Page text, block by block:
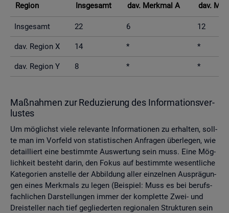
Re­gi­on Ins­ge­samt dav. Merk­mal A dav.
Ins­ge­samt 22 6 12
dav. Re­gi­on X 14 * *
dav. Re­gi­on Y 8 * *
Maß­nah­men zur Re­du­zie­rung des In­for­ma­ti­ons­ver­
lus­tes
Um mög­lichst viele re­le­van­te In­for­ma­tio­nen zu er­hal­ten, soll­
te man im Vor­feld von sta­tis­ti­schen An­fra­gen über­le­gen, wie
de­tail­liert eine be­stimm­te Aus­wer­tung sein muss. Eine Mög­
lich­keit be­steht darin, den Fokus auf be­stimm­te we­sent­li­che
Ka­te­go­ri­en an­stel­le der Ab­bil­dung aller ein­zel­nen Aus­prä­gun­
gen eines Merk­mals zu legen (Bei­spiel: Muss es bei be­rufs­
fach­li­chen Dar­stel­lun­gen immer der kom­plet­te Zwei- und
Drei­stel­ler nach tief ge­glie­der­ten re­gio­na­len Struk­tu­ren sein